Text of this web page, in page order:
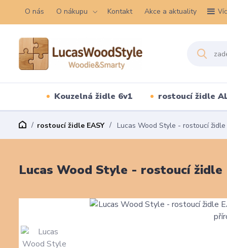
O nás O nákupu Kontakt Akce a aktuality
Kouzelná židle 6v1 rostoucí židle
rostoucí židle EASY Lucas Wood Style - rostoucí
Lucas Wood Style - rostoucí